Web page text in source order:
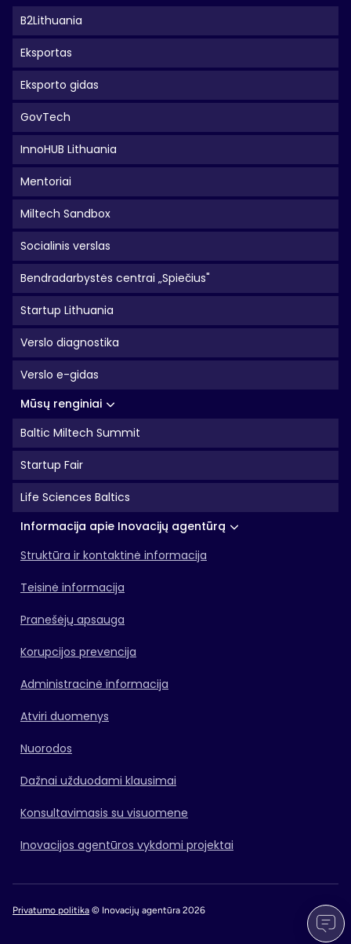
B2Lithuania
Eksportas
Eksporto gidas
GovTech
InnoHUB Lithuania
Mentoriai
Miltech Sandbox
Socialinis verslas
Bendradarbystės centrai „Spiečius"
Startup Lithuania
Verslo diagnostika
Verslo e-gidas
Mūsų renginiai
Baltic Miltech Summit
Startup Fair
Life Sciences Baltics
Informacija apie Inovacijų agentūrą
Struktūra ir kontaktinė informacija
Teisinė informacija
Pranešėjų apsauga
Korupcijos prevencija
Administracinė informacija
Atviri duomenys
Nuorodos
Dažnai užduodami klausimai
Konsultavimasis su visuomene
Inovacijos agentūros vykdomi projektai
Privatumo politika © Inovacijų agentūra 2026